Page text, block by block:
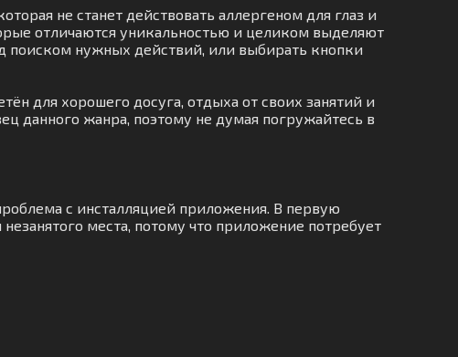
не станет действовать аллергеном для глаз и
отличаются уникальностью и целиком выделяют
поиском нужных действий, или выбирать кнопки
для хорошего досуга, отдыха от своих занятий и
данного жанра, поэтому не думая погружайтесь в
с инсталляцией приложения. В первую
места, потому что приложение потребует